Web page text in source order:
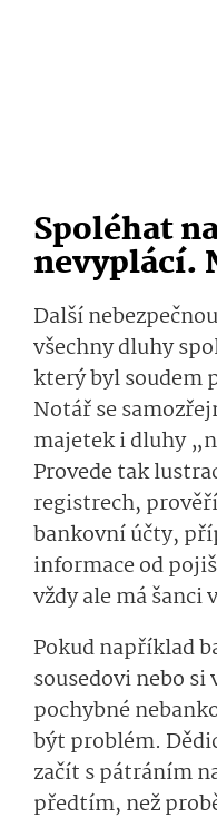
Spoléhat
nevyplácí.
Další
všechny dluhy
který byl soudem
Notář se
majetek i dluhy
Provede tak
registrech,
bankovní účty,
informace od
vždy ale má šanci
Pokud například
sousedovi nebo si
pochybné
být problém.
začít s pátráním
předtím, než